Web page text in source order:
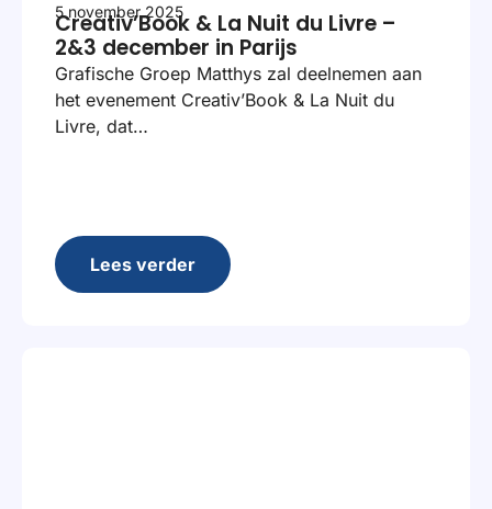
5 november 2025
Creativ’Book & La Nuit du Livre –
2&3 december in Parijs
Grafische Groep Matthys zal deelnemen aan
het evenement Creativ’Book & La Nuit du
Livre, dat…
Lees verder